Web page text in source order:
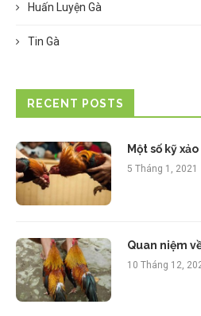
Huấn Luyện Gà
Tin Gà
RECENT POSTS
Một số kỹ
5 Tháng 1, 2021
Quan niệm
10 Tháng 12,